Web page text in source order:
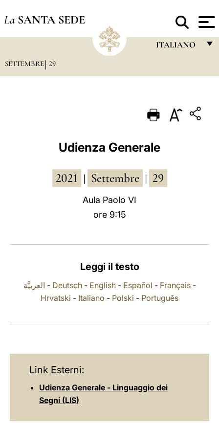
La SANTA SEDE
ITALIANO
PORTUGUÊS
POLSKI
SETTEMBRE 29
Udienza Generale
2021 Settembre 29
Aula Paolo VI
ore 9:15
Leggi il testo
العربيَّة - Deutsch- English- Español - Français-
Hrvatski - Italiano - Polski - Português
Link Esterni:
Udienza Generale - Linguaggio dei
Segni (LIS)